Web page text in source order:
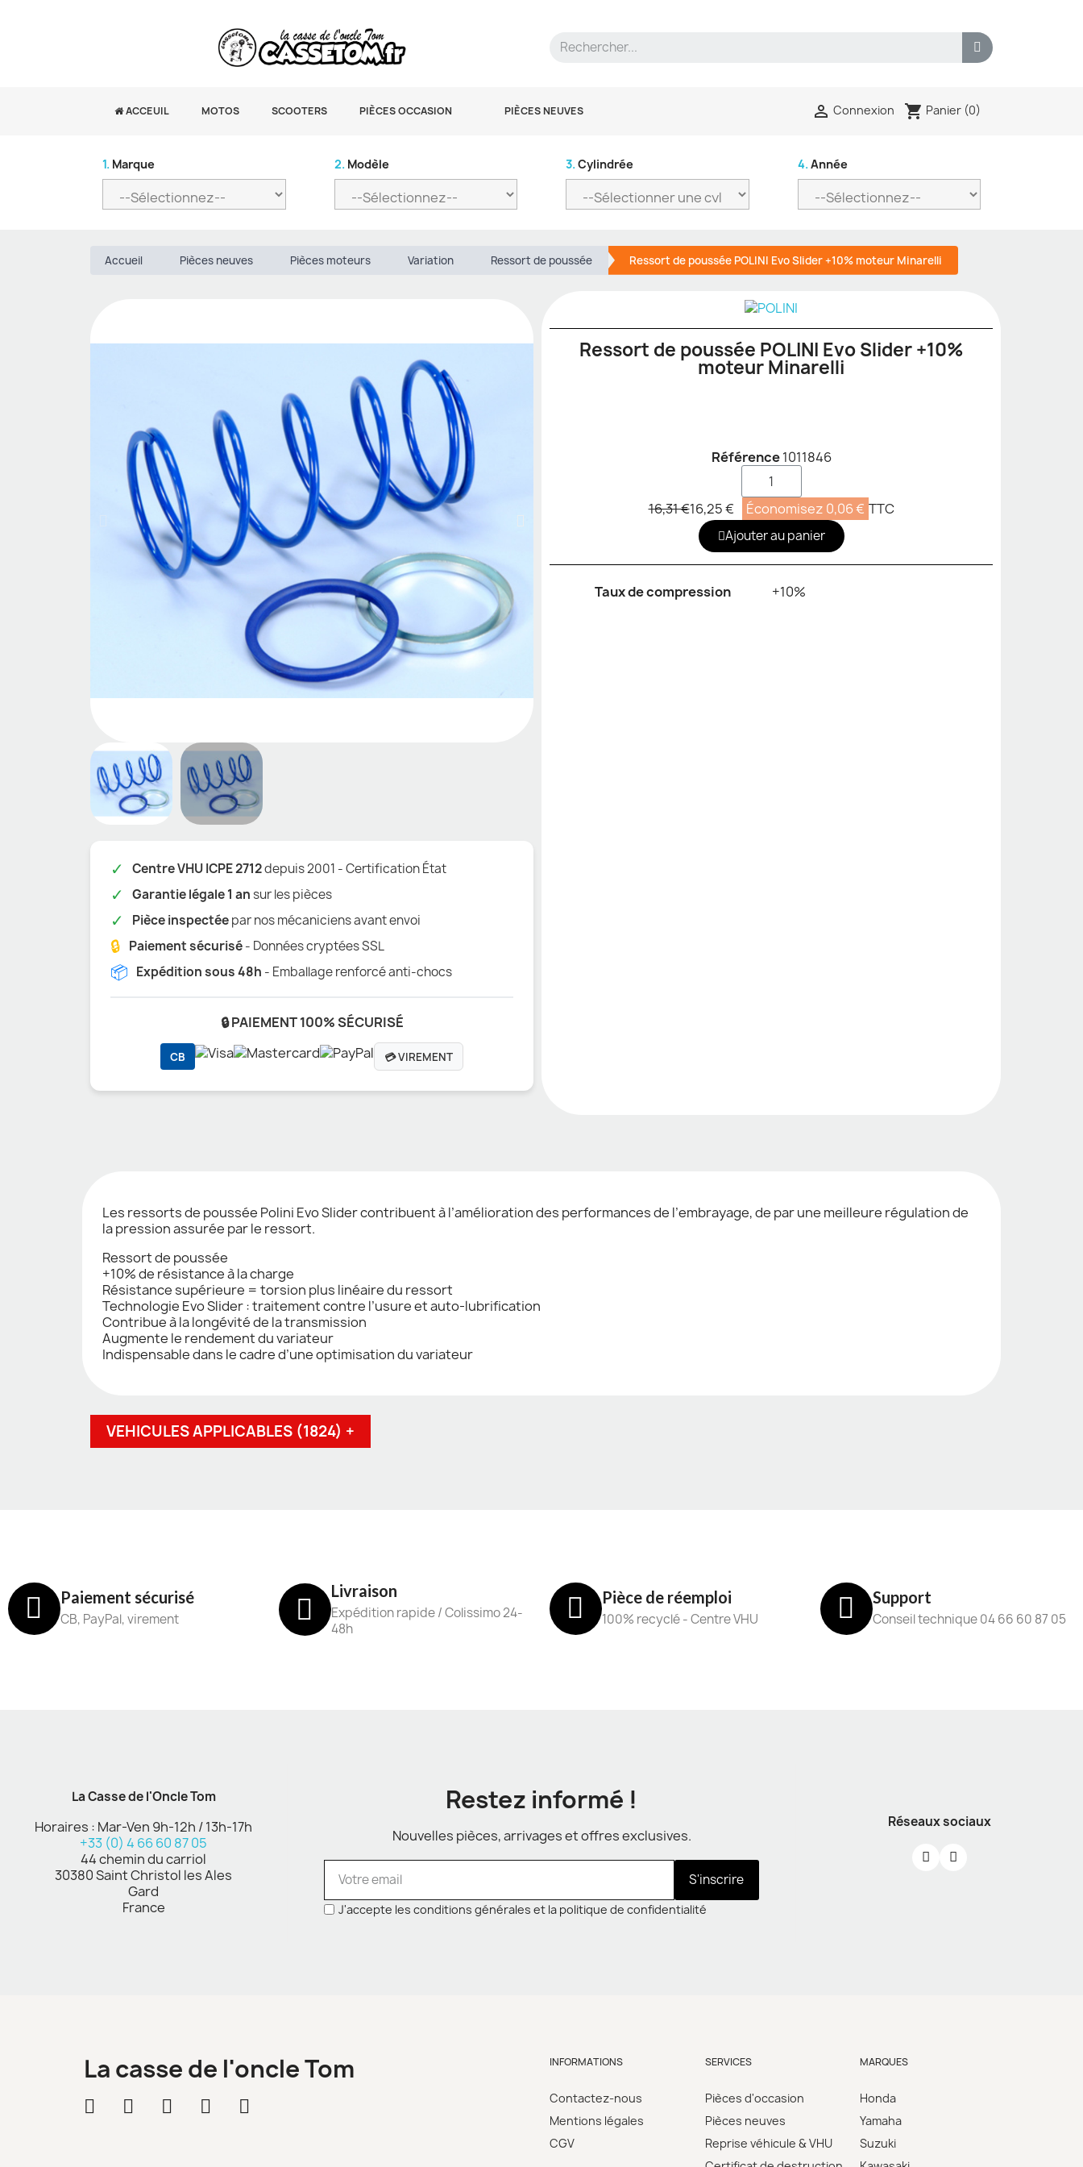
ACCEUIL MOTOS SCOOTERS PIÈCES OCCASION PIÈCES NEUVES  Connexion shopping_cart Panier (0)
1. Marque 2. Modèle 3. Cylindrée 4. Année
Accueil Pièces neuves Pièces moteurs Variation Ressort de poussée Ressort de poussée POLINI Evo Slider +10% moteur Minarelli
✓ Centre VHU ICPE 2712depuis 2001 - Certification État
✓ Garantie légale 1 ansur les pièces
✓ Pièce inspectéepar nos mécaniciens avant envoi
🔒 Paiement sécurisé- Données cryptées SSL
📦 Expédition sous 48h - Emballage renforcé anti-chocs
🔒 PAIEMENT 100% SÉCURISÉ
CB 💳 VIREMENT
Ressort de poussée POLINI Evo Slider +10%
moteur Minarelli
Référence 1011846
16,31 €16,25 € Économisez 0,06 € TTC
Ajouter au panier
Taux de compression +10%
Les ressorts de poussée Polini Evo Slider contribuent à l’amélioration des performances de l’embrayage, de par une meilleure régulation de
la pression assurée par le ressort.
Ressort de poussée
+10% de résistance à la charge
Résistance supérieure = torsion plus linéaire du ressort
Technologie Evo Slider : traitement contre l’usure et auto-lubrification
Contribue à la longévité de la transmission
Augmente le rendement du variateur
Indispensable dans le cadre d’une optimisation du variateur
VEHICULES APPLICABLES (1824) +
Paiement sécurisé
CB, PayPal, virement
Livraison
Expédition rapide / Colissimo 24-
48h
Pièce de réemploi
100% recyclé - Centre VHU
Support
Conseil technique 04 66 60 87 05
La Casse de l'Oncle Tom
Horaires : Mar-Ven 9h-12h / 13h-17h
+33 (0) 4 66 60 87 05
44 chemin du carriol
30380 Saint Christol les Ales
Gard
France
Restez informé !
Nouvelles pièces, arrivages et offres exclusives.
S'inscrire
J'accepte les conditions générales et la politique de confidentialité
Réseaux sociaux
La casse de l'oncle Tom INFORMATIONS
Contactez-nous
Mentions légales
CGV
SERVICES
Pièces d'occasion
Pièces neuves
Reprise véhicule & VHU
MARQUES
Honda
Yamaha
Suzuki